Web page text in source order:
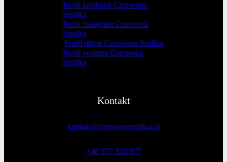
Profil facebook Czerwona
Szpilka
Profil instagram Czerwona
Szpilka
Profil tiktok Czerwona Szpilka
Profil youtube Czerwona
Szpilka
Kontakt
kontakt@czerwonaszpilka.pl
+48 577 333 077